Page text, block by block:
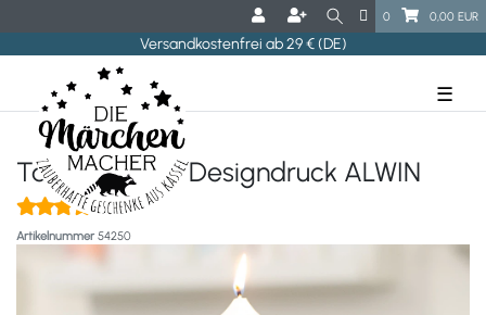
0 0,00 EUR
Versandkostenfrei ab 29 € (DE)
☰
Taufkerze mit Designdruck ALWIN
(1)
Artikelnummer 54250